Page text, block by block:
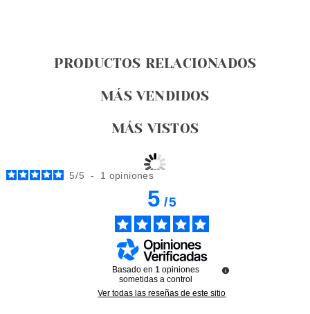
PRODUCTOS RELACIONADOS
MÁS VENDIDOS
MÁS VISTOS
5/5 - 1 opiniones
5/5
Basado en 1 opiniones
sometidas a control
Ver todas las reseñas de este sitio